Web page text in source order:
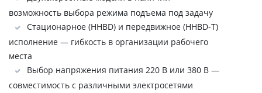
возможность выбора режима подъема под задачу
Стационарное (HHBD) и передвижное (HHBD-Т)
исполнение — гибкость в организации рабочего
места
Выбор напряжения питания 220 В или 380 В —
совместимость с различными электросетями